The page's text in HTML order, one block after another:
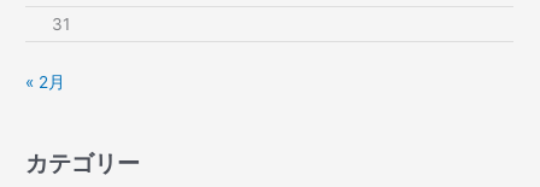
31
« 2月
カテゴリー